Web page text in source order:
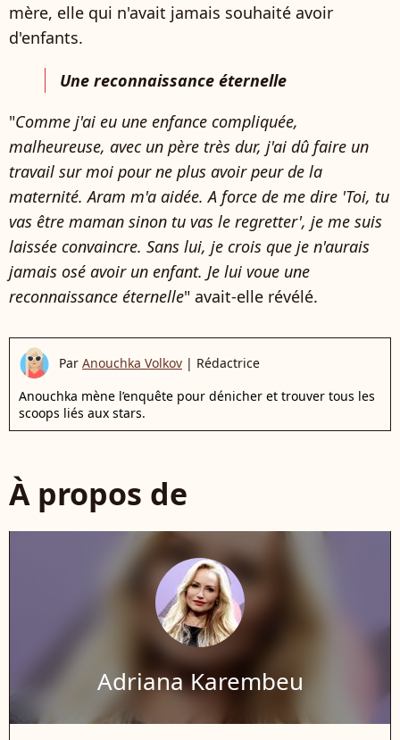
mère, elle qui n'avait jamais souhaité avoir
d'enfants.
Une reconnaissance éternelle
"Comme j'ai eu une enfance compliquée,
malheureuse, avec un père très dur, j'ai dû faire un
travail sur moi pour ne plus avoir peur de la
maternité. Aram m'a aidée. A force de me dire 'Toi, tu
vas être maman sinon tu vas le regretter', je me suis
laissée convaincre. Sans lui, je crois que je n'aurais
jamais osé avoir un enfant. Je lui voue une
reconnaissance éternelle" avait-elle révélé.
Par Anouchka Volkov | Rédactrice
Anouchka mène l’enquête pour dénicher et trouver tous les
scoops liés aux stars.
À propos de
Adriana Karembeu